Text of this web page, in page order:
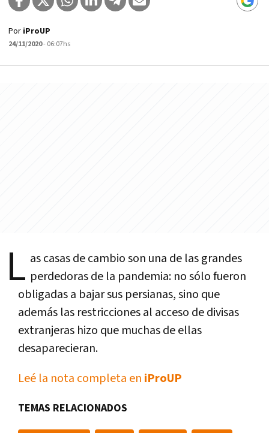
Por iProUP
24/11/2020- 06:07hs
L as casas de cambio son una de las grandes
perdedoras de la pandemia: no sólo fueron
obligadas a bajar sus persianas, sino que
además las restricciones al acceso de divisas
extranjeras hizo que muchas de ellas
desaparecieran.
Leé la nota completa en iProUP
TEMAS RELACIONADOS